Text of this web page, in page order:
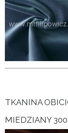
TKANINA
MIEDZIANY